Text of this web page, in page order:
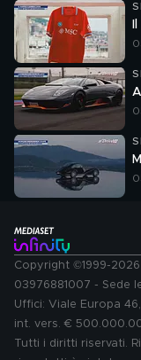
Copyright ©1999-2026
03976881007 - Sede
Uffici: Viale Europa
int. vers. €
Tutti i diritti riservati.